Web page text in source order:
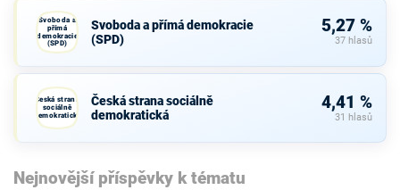
Svoboda a
přímá
demokracie
(SPD)
Svoboda a přímá demokracie
(SPD)
5,27 %
37 hlasů
Česká strana
sociálně
demokratická
Česká strana sociálně
demokratická
4,41 %
31 hlasů
Nejnovější příspěvky k tématu